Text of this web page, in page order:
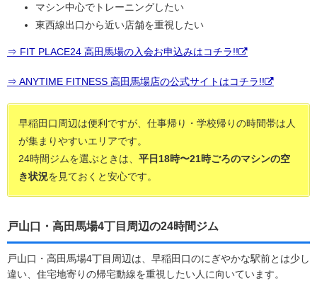
マシン中心でトレーニングしたい
東西線出口から近い店舗を重視したい
⇒ FIT PLACE24 高田馬場の入会お申込みはコチラ!!
⇒ ANYTIME FITNESS 高田馬場店の公式サイトはコチラ!!
早稲田口周辺は便利ですが、仕事帰り・学校帰りの時間帯は人
が集まりやすいエリアです。
24時間ジムを選ぶときは、 平日18時〜21時ごろのマシンの空
き状況を見ておくと安心です。
戸山口・高田馬場4丁目周辺の24時間ジム
戸山口・高田馬場4丁目周辺は、早稲田口のにぎやかな駅前とは少し
違い、住宅地寄りの帰宅動線を重視したい人に向いています。